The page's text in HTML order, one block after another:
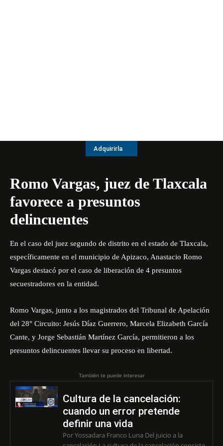
Adquirirla
Romo Vargas, juez de Tlaxcala
favorece a presuntos
delincuentes
En el caso del juez segundo de distrito en el estado de Tlaxcala,
específicamente en el municipio de Apizaco, Anastacio Romo
Vargas destacó por el caso de liberación de 4 presuntos
secuestradores en la entidad.
Romo Vargas, junto a los magistrados del Tribunal de Apelación
del 28° Circuito: Jesús Díaz Guerrero, Marcela Elizabeth García
Cante, y Jorge Sebastián Martínez García, permitieron a los
presuntos delincuentes llevar su proceso en libertad.
También te puede interesar
Cultura de la cancelación:
cuando un error pretende
definir una vida
Por Yossadara Franco Luna Del juicio a la